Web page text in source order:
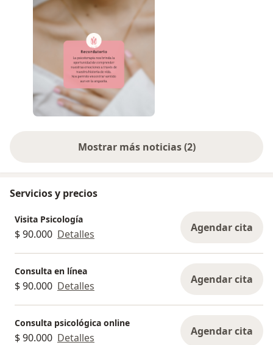
Mostrar más noticias (2)
Servicios y precios
Visita Psicología
$ 90.000 Detalles Agendar cita
Consulta en línea
$ 90.000 Detalles Agendar cita
Consulta psicológica online
$ 90.000 Detalles Agendar cita